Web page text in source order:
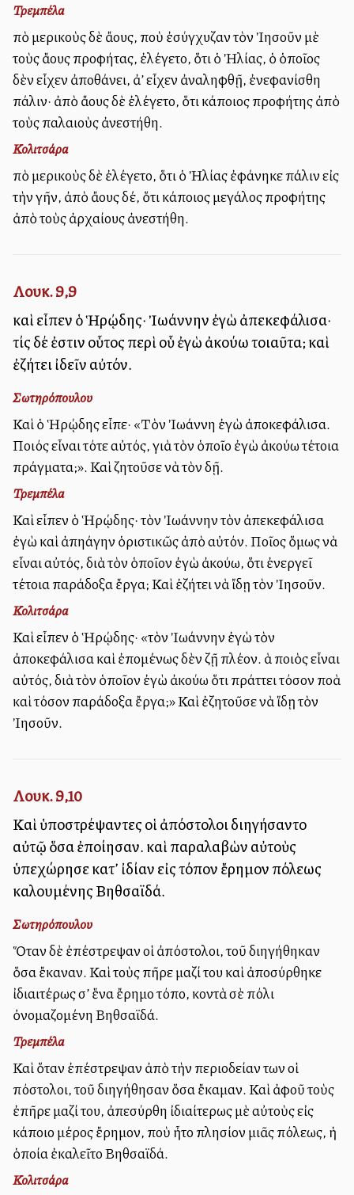
Τρεμπέλα
Ἀπὸ μερικοὺς δὲ ἄλλους, ποὺ ἐσύγχυζαν τὸν Ἰησοῦν μὲ
τοὺς ἄλλους προφήτας, ἐλέγετο, ὅτι ὁ Ἠλίας, ὁ ὁποῖος
δὲν εἶχεν ἀποθάνει, ἀλλ’ εἶχεν ἀναληφθῇ, ἐνεφανίσθη
πάλιν· ἀπὸ ἄλλους δὲ ἐλέγετο, ὅτι κάποιος προφήτης ἀπὸ
τοὺς παλαιοὺς ἀνεστήθη.
Κολιτσάρα
Ἀπὸ μερικοὺς δὲ ἐλέγετο, ὅτι ὁ Ἠλίας ἐφάνηκε πάλιν εἰς
τὴν γῆν, ἀπὸ ἄλλους δέ, ὅτι κάποιος μεγάλος προφήτης
ἀπὸ τοὺς ἀρχαίους ἀνεστήθη.
Λουκ. 9,9
καὶ εἶπεν ὁ Ἡρῴδης· Ἰωάννην ἐγὼ ἀπεκεφάλισα·
τίς δέ ἐστιν οὗτος περὶ οὗ ἐγὼ ἀκούω τοιαῦτα; καὶ
ἐζήτει ἰδεῖν αὐτόν.
Σωτηρόπουλου
Καὶ ὁ Ἡρῴδης εἶπε· «Τὸν Ἰωάννη ἐγὼ ἀποκεφάλισα.
Ποιός εἶναι τότε αὐτός, γιὰ τὸν ὁποῖο ἐγὼ ἀκούω τέτοια
πράγματα;». Καὶ ζητοῦσε νὰ τὸν δῇ.
Τρεμπέλα
Καὶ εἶπεν ὁ Ἡρῴδης· τὸν Ἰωάννην τὸν ἀπεκεφάλισα
ἐγὼ καὶ ἀπηλλάγην ὁριστικῶς ἀπὸ αὐτόν. Ποῖος ὅμως νὰ
εἶναι αὐτός, διὰ τὸν ὁποῖον ἐγὼ ἀκούω, ὅτι ἐνεργεῖ
τέτοια παράδοξα ἔργα; Καὶ ἐζήτει νὰ ἴδῃ τὸν Ἰησοῦν.
Κολιτσάρα
Καὶ εἶπεν ὁ Ἡρῴδης· «τὸν Ἰωάννην ἐγὼ τὸν
ἀποκεφάλισα καὶ ἐπομένως δὲν ζῇ πλέον. Ἀλλὰ ποιὸς εἶναι
αὐτός, διὰ τὸν ὁποῖον ἐγὼ ἀκούω ὅτι πράττει τόσον πολλὰ
καὶ τόσον παράδοξα ἔργα;» Καὶ ἐζητοῦσε νὰ ἵδῃ τὸν
Ἰησοῦν.
Λουκ. 9,10
Καὶ ὑποστρέψαντες οἱ ἀπόστολοι διηγήσαντο
αὐτῷ ὅσα ἐποίησαν. καὶ παραλαβὼν αὐτοὺς
ὑπεχώρησε κατ’ ἰδίαν εἰς τόπον ἔρημον πόλεως
καλουμένης Βηθσαϊδά.
Σωτηρόπουλου
Ὅταν δὲ ἐπέστρεψαν οἱ ἀπόστολοι, τοῦ διηγήθηκαν
ὅσα ἔκαναν. Καὶ τοὺς πῆρε μαζί του καὶ ἀποσύρθηκε
ἰδιαιτέρως σ’ ἕνα ἔρημο τόπο, κοντὰ σὲ πόλι
ὀνομαζομένη Βηθσαϊδά.
Τρεμπέλα
Καὶ ὅταν ἐπέστρεψαν ἀπὸ τὴν περιοδείαν των οἱ
Ἀπόστολοι, τοῦ διηγήθησαν ὅσα ἔκαμαν. Καὶ ἀφοῦ τοὺς
ἐπῆρε μαζί του, ἀπεσύρθη ἰδιαίτερως μὲ αὐτοὺς εἰς
κάποιο μέρος ἔρημον, ποὺ ἦτο πλησίον μιᾶς πόλεως, ἡ
ὁποία ἐκαλεῖτο Βηθσαϊδά.
Κολιτσάρα